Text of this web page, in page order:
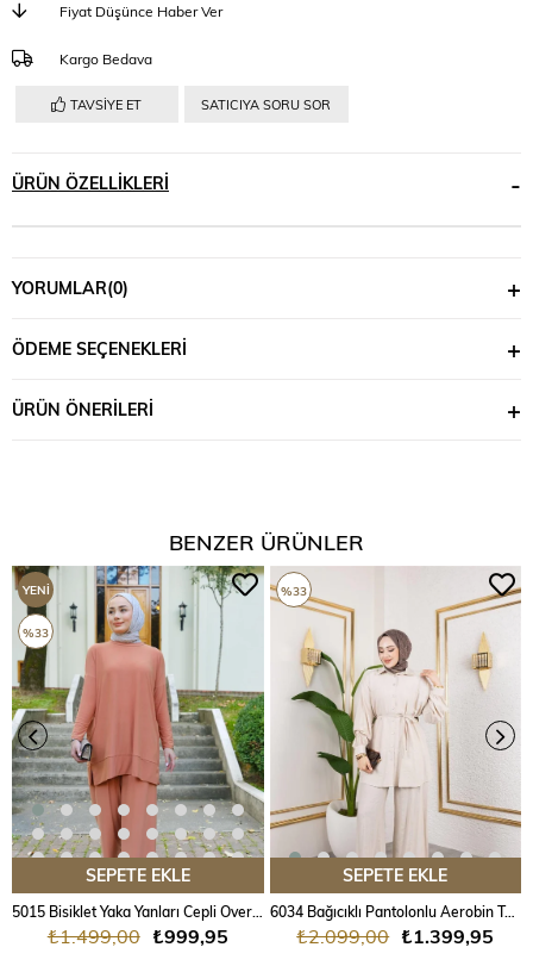
Fiyat Düşünce Haber Ver
Kargo Bedava
TAVSIYE ET SATICIYA SORU SOR
ÜRÜN ÖZELLIKLERI
YORUMLAR(0)
ÖDEME SEÇENEKLERI
ÜRÜN ÖNERILERI
BENZER ÜRÜNLER
SEPETE EKLE
₺999,95
₺1.499,00
YENI
ÜRÜN
%33
SEPETE EKLE
6034 Bağıcıklı Pantolonlu Aerobin Takım
₺1.399,95
₺2.099,00
%33